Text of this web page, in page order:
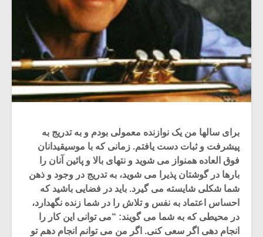
برای سالها من یک نوازنده معمولی بودم و به تدریج به
پیشرفت و ثبات دست یافتم. زمانی که با موسیقیدانان
فوق العاده همنواز می شوید و نتهای بالا و پائین آنان را
بارها در گوشتان پذیرا می شوید، به تدریج در وجود و ذهن
شما شکلی شایسته می گیرد. باید در فضایی باشید که
احساس اعتماد به نفس و تلاش را در شما زنده نگهدارد،
در محیطی که به شما می گویند: “می توانی این کار را
انجام دهی اگر سعی کنی. اگر من می توانم انجام دهم تو